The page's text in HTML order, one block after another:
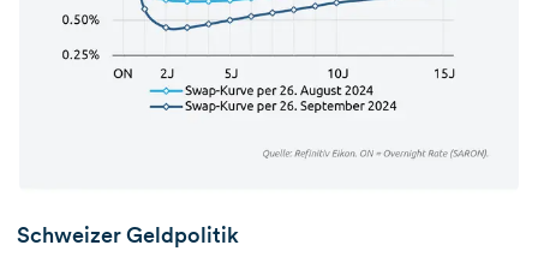
Schweizer Geldpolitik